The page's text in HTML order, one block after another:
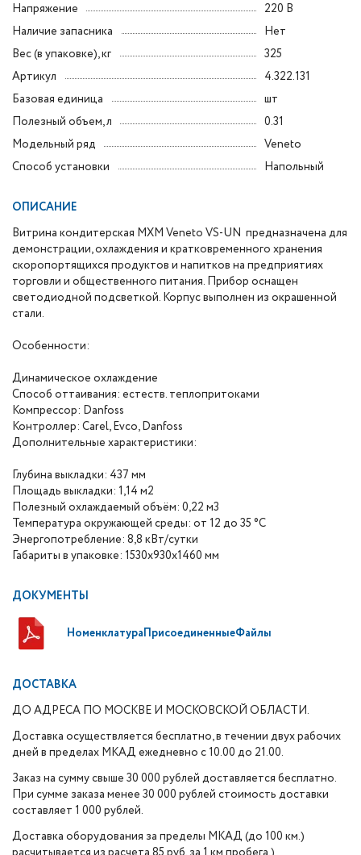
Напряжение
220 В
Наличие запасника
Нет
Вес (в упаковке), кг
325
Артикул
4.322.131
Базовая единица
шт
Полезный объем, л
0.31
Модельный ряд
Veneto
Способ установки
Напольный
ОПИСАНИЕ
Витрина кондитерская МХМ Veneto VS-UN предназначена для
демонстрации, охлаждения и кратковременного хранения
скоропортящихся продуктов и напитков на предприятиях
торговли и общественного питания. Прибор оснащен
светодиодной подсветкой. Корпус выполнен из окрашенной
стали.
Особенности:
Динамическое охлаждение
Способ оттаивания: естеств. теплопритоками
Компрессор: Danfoss
Контроллер: Carel, Evco, Danfoss
Дополнительные характеристики:
Глубина выкладки: 437 мм
Площадь выкладки: 1,14 м2
Полезный охлаждаемый объём: 0,22 м3
Температура окружающей среды: от 12 до 35 °С
Энергопотребление: 8,8 кВт/сутки
Габариты в упаковке: 1530х930х1460 мм
ДОКУМЕНТЫ
НоменклатураПрисоединенныеФайлы
ДОСТАВКА
ДО АДРЕСА ПО МОСКВЕ И МОСКОВСКОЙ ОБЛАСТИ.
Доставка осуществляется бесплатно, в течении двух рабочих
дней в пределах МКАД ежедневно с 10.00 до 21.00.
Заказ на сумму свыше 30 000 рублей доставляется бесплатно.
При сумме заказа менее 30 000 рублей стоимость доставки
составляет 1 000 рублей.
Доставка оборудования за пределы МКАД (до 100 км.)